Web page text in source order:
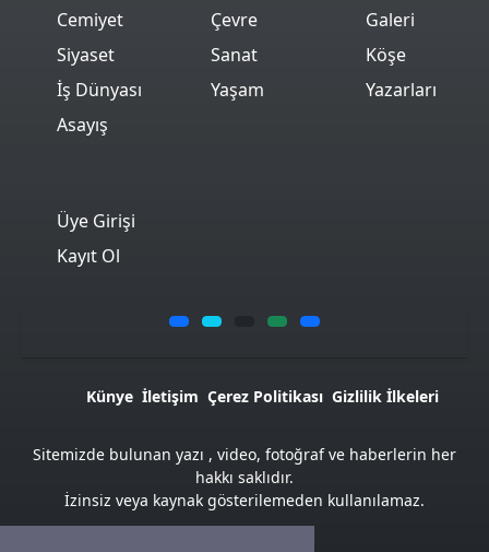
Cemiyet
Siyaset
İş Dünyası
Asayış
Çevre
Sanat
Yaşam
Galeri
Köşe
Yazarları
Üye Girişi
Kayıt Ol
Künye İletişim Çerez Politikası Gizlilik İlkeleri
Sitemizde bulunan yazı , video, fotoğraf ve haberlerin her
hakkı saklıdır.
İzinsiz veya kaynak gösterilemeden kullanılamaz.